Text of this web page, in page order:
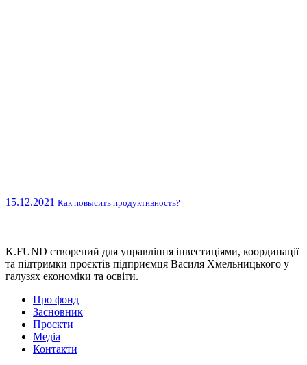
15.12.2021 Как повысить продуктивность?
K.FUND створений для управління інвестиціями, координації
та підтримки проєктів підприємця Василя Хмельницького у
галузях економіки та освіти.
Про фонд
Засновник
Проєкти
Медіа
Контакти